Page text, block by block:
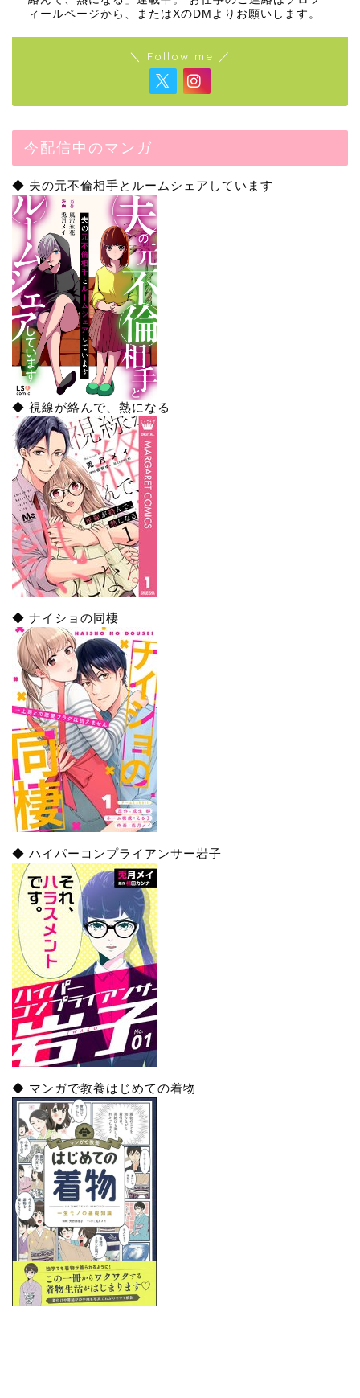
ィールページから、またはXのDMよりお願いします。
＼ Follow me ／
今配信中のマンガ
◆ 夫の元不倫相手とルームシェアしています
◆ 視線が絡んで、熱になる
◆ ナイショの同棲
◆ ハイパーコンプライアンサー岩子
◆ マンガで教養はじめての着物